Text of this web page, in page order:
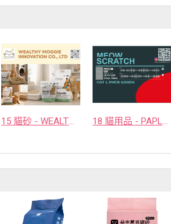
15 貓砂 - WEALTHY MOGGIE INNOVATION CO., LTD. 18 貓用品 - PAPLUTO CO., LTD